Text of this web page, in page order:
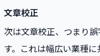
文章校正
次は文章校正、つまり
す。これは幅広い業種